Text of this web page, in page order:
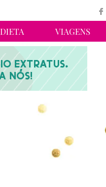
DIETA VIAGENS